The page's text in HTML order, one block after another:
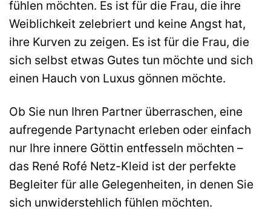
fühlen möchten. Es ist für die Frau, die ihre
Weiblichkeit zelebriert und keine Angst hat,
ihre Kurven zu zeigen. Es ist für die Frau, die
sich selbst etwas Gutes tun möchte und sich
einen Hauch von Luxus gönnen möchte.
Ob Sie nun Ihren Partner überraschen, eine
aufregende Partynacht erleben oder einfach
nur Ihre innere Göttin entfesseln möchten –
das René Rofé Netz-Kleid ist der perfekte
Begleiter für alle Gelegenheiten, in denen Sie
sich unwiderstehlich fühlen möchten.